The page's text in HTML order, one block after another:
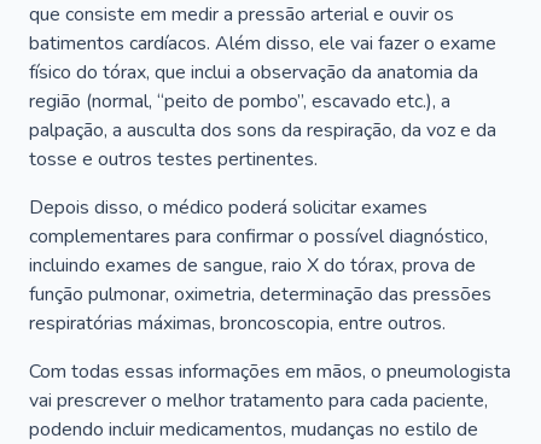
que consiste em medir a pressão arterial e ouvir os
batimentos cardíacos. Além disso, ele vai fazer o exame
físico do tórax, que inclui a observação da anatomia da
região (normal, “peito de pombo”, escavado etc.), a
palpação, a ausculta dos sons da respiração, da voz e da
tosse e outros testes pertinentes.
Depois disso, o médico poderá solicitar exames
complementares para confirmar o possível diagnóstico,
incluindo exames de sangue, raio X do tórax, prova de
função pulmonar, oximetria, determinação das pressões
respiratórias máximas, broncoscopia, entre outros.
Com todas essas informações em mãos, o pneumologista
vai prescrever o melhor tratamento para cada paciente,
podendo incluir medicamentos, mudanças no estilo de